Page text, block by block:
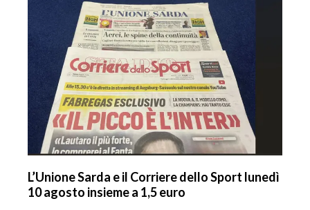
L’Unione Sarda e il Corriere dello Sport lunedì
10 agosto insieme a 1,5 euro